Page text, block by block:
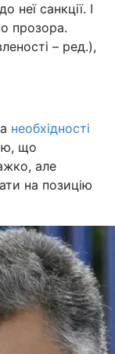
неї санкції. І
прозора.
– ред.),
необхідності
що
але
на позицію